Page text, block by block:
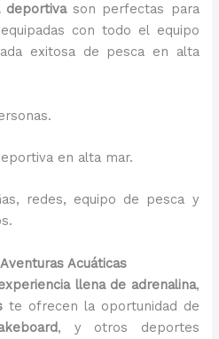
deportivason perfectas para
con todo el equipo
exitosa de pesca en alta
en alta mar.
redes, equipo de pesca y
Acuáticas
llena de adrenalina,
te ofrecen la oportunidad de
, y otros deportes